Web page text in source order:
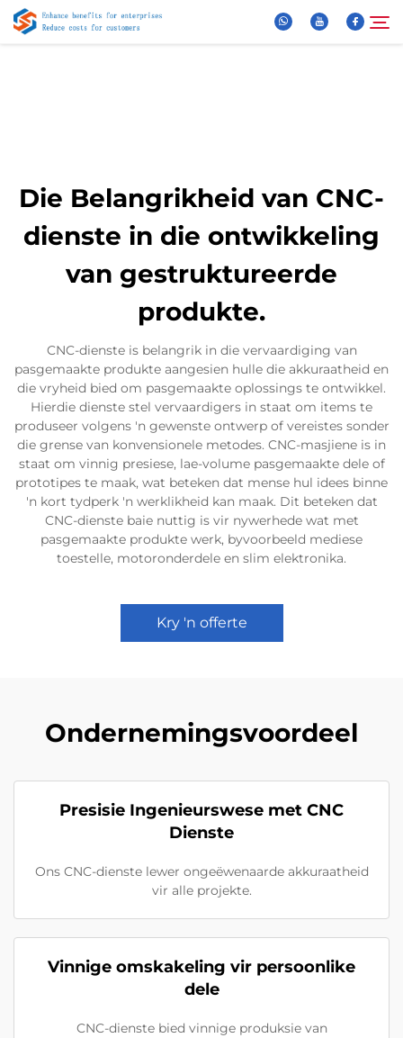
Kontak Ons
Die Belangrikheid van CNC-
dienste in die ontwikkeling
van gestruktureerde
produkte.
CNC-dienste is belangrik in die vervaardiging van
pasgemaakte produkte aangesien hulle die akkuraatheid en
die vryheid bied om pasgemaakte oplossings te ontwikkel.
Hierdie dienste stel vervaardigers in staat om items te
produseer volgens 'n gewenste ontwerp of vereistes sonder
die grense van konvensionele metodes. CNC-masjiene is in
staat om vinnig presiese, lae-volume pasgemaakte dele of
prototipes te maak, wat beteken dat mense hul idees binne
'n kort tydperk 'n werklikheid kan maak. Dit beteken dat
CNC-dienste baie nuttig is vir nywerhede wat met
pasgemaakte produkte werk, byvoorbeeld mediese
toestelle, motoronderdele en slim elektronika.
Kry 'n offerte
Ondernemingsvoordeel
Presisie Ingenieurswese met CNC
Dienste
Ons CNC-dienste lewer ongeëwenaarde akkuraatheid
vir alle projekte.
Vinnige omskakeling vir persoonlike
dele
CNC-dienste bied vinnige produksie van